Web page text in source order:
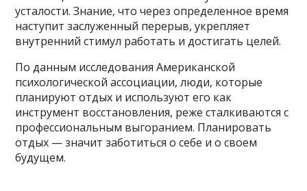
усталости. Знание, что через определенное время
наступит заслуженный перерыв, укрепляет
внутренний стимул работать и достигать целей.
По данным исследования Американской
психологической ассоциации, люди, которые
планируют отдых и используют его как
инструмент восстановления, реже сталкиваются с
профессиональным выгоранием. Планировать
отдых — значит заботиться о себе и о своем
будущем.